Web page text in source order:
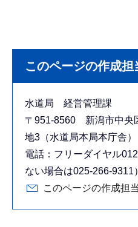
このページの作成担
水道局 経営管理課
〒951-8560 新潟市中央
地3（水道局本局本庁舎）
電話：フリーダイヤル
ない場合は025-266-
このページの作成担